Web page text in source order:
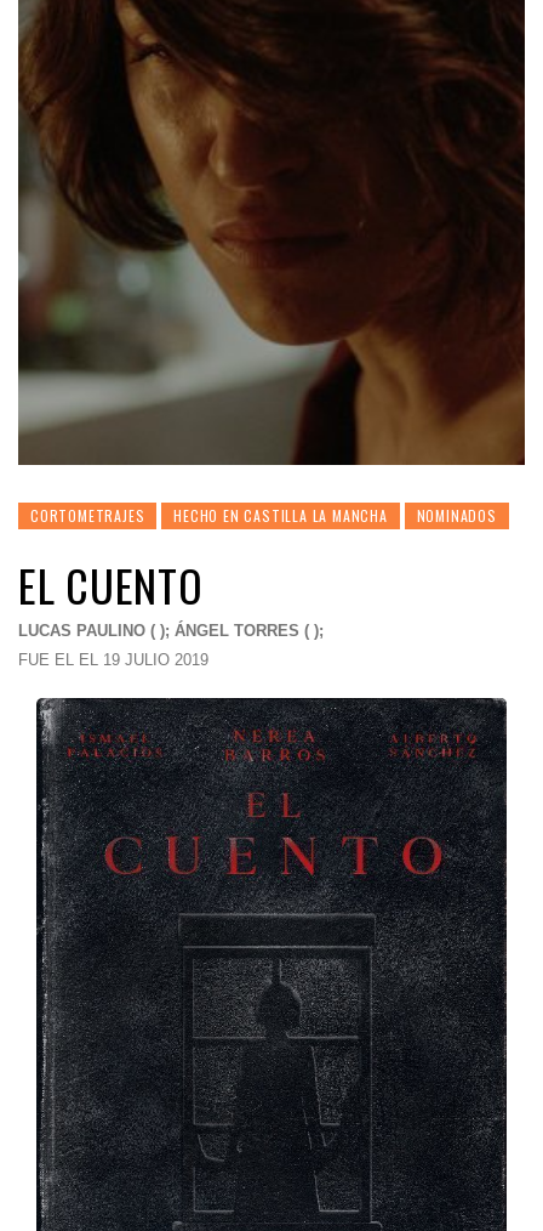
CORTOMETRAJES HECHO EN CASTILLA LA MANCHA NOMINADOS
EL CUENTO
LUCAS PAULINO ( ); ÁNGEL TORRES ( );
FUE EL EL 19 JULIO 2019